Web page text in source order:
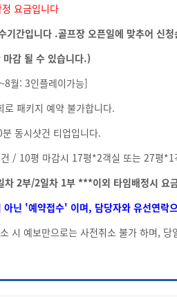
요금입니다
간입니다 .골프장 오픈일에 맞추어 신
감 될 수 있습니다.)
월: 3인플레이가능]
패키지 예약 불가합니다.
동시샷건 티업입니다.
/ 10평 마감시 17평*2객실 또는 27평*1
차 2부/2일차 1부 ***이외 타임배정시 요
닌 '예약접수' 이며, 담당자와 유선연락
시 예보만으로는 사전취소 불가 하며,